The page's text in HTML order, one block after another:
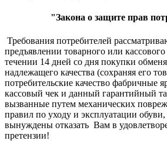
"Закона о защите прав
Требования потребителей
предъявлении товарного или
течении 14 дней со дня покупки
надлежащего качества (сохраняя его
потребительские качество фабричные
кассовый чек и данный гарантийный
вызванные путем механических
правил по уходу и эксплуатации
вынуждены отказать Вам в
претензии!